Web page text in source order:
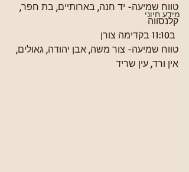
מידע חיוני
טווח שמיעה- יד חנה, בארותיים, בת חפר,
קלנסווה
ב11:10 בקדימה צורן
טווח שמיעה- צור משה, אבן יהודה, גאולים,
אין ורד, עין שריד